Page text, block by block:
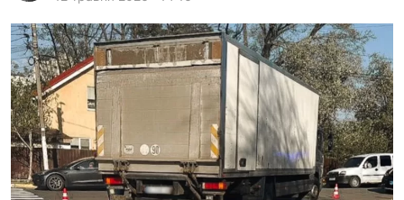
лонгріди
харків
архів
gambling
ua ru en